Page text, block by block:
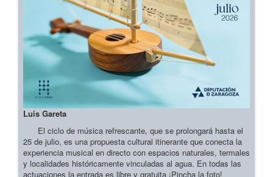
Luis Gareta
El ciclo de música refrescante, que se prolongará hasta el
25 de julio, es una propuesta cultural itinerante que conecta la
experiencia musical en directo con espacios naturales, termales
y localidades históricamente vinculadas al agua. En todas las
actuaciones la entrada es libre y gratuita ¡Pincha la foto!